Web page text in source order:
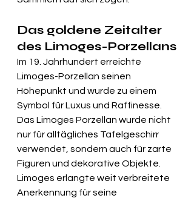
Das goldene Zeitalter
des Limoges-Porzellans
Im 19. Jahrhundert erreichte
Limoges-Porzellan seinen
Höhepunkt und wurde zu einem
Symbol für Luxus und Raffinesse.
Das Limoges Porzellan wurde nicht
nur für alltägliches Tafelgeschirr
verwendet, sondern auch für zarte
Figuren und dekorative Objekte.
Limoges erlangte weit verbreitete
Anerkennung für seine